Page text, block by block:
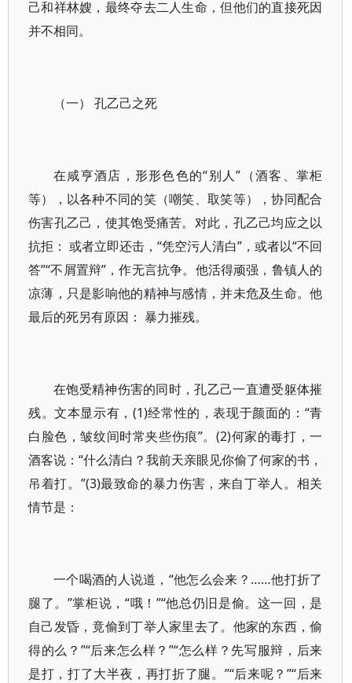
己和祥林嫂，最终夺去二人生命，但他们的直接死因
并不相同。
（一） 孔乙己之死
在咸亨酒店，形形色色的“别人”（酒客、掌柜
等），以各种不同的笑（嘲笑、取笑等），协同配合
伤害孔乙己，使其饱受痛苦。对此，孔乙己均应之以
抗拒： 或者立即还击，“凭空污人清白”，或者以“不回
答”“不屑置辩”，作无言抗争。他活得顽强，鲁镇人的
凉薄，只是影响他的精神与感情，并未危及生命。他
最后的死另有原因： 暴力摧残。
在饱受精神伤害的同时，孔乙己一直遭受躯体摧
残。文本显示有，(1)经常性的，表现于颜面的：“青
白脸色，皱纹间时常夹些伤痕”。(2)何家的毒打，一
酒客说：“什么清白？我前天亲眼见你偷了何家的书，
吊着打。”(3)最致命的暴力伤害，来自丁举人。相关
情节是：
一个喝酒的人说道，“他怎么会来？……他打折了
腿了。”掌柜说，“哦！”“他总仍旧是偷。这一回，是
自己发昏，竟偷到丁举人家里去了。他家的东西，偷
得的么？”“后来怎么样？”“怎么样？先写服辩，后来
是打，打了大半夜，再打折了腿。”“后来呢？”“后来